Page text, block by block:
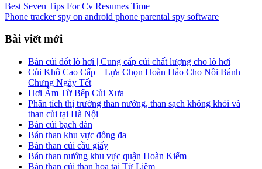
Best Seven Tips For Cv Resumes Time
Phone tracker spy on android phone parental spy software
Bài viết mới
Bán củi đốt lò hơi | Cung cấp củi chất lượng cho lò hơi
Củi Khô Cao Cấp – Lựa Chọn Hoàn Hảo Cho Nồi Bánh
Chưng Ngày Tết
Hơi Ấm Từ Bếp Củi Xưa
Phân tích thị trường than nướng, than sạch không khói và
than củi tại Hà Nội
Bán củi bạch đàn
Bán than khu vực đống đa
Bán than củi cầu giấy
Bán than nướng khu vực quận Hoàn Kiếm
Bán than củi than hoa tại Từ Liêm